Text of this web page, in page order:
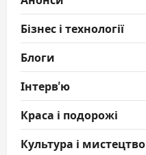
Бізнес і технології
Блоги
Інтерв'ю
Краса і подорожі
Культура і мистецтво